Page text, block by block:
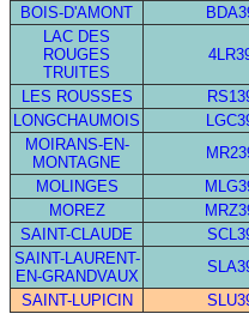
BOIS-D'AMONT
LAC DES
ROUGES
TRUITES
LES ROUSSES
LONGCHAUMOIS
MOIRANS-EN-
MONTAGNE
MOLINGES
MOREZ
SAINT-CLAUDE
SAINT-LAURENT-
EN-GRANDVAUX
SAINT-LUPICIN